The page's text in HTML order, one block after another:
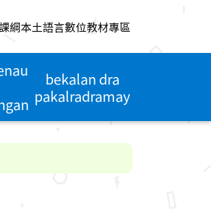
綱本土語言數位教材專區
bekalan dra
pakalradramay